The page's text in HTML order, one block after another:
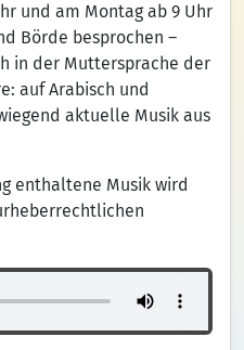
und am Montag ab 9 Uhr
Börde besprochen –
in der Muttersprache der
auf Arabisch und
aktuelle Musik aus
enthaltene Musik wird